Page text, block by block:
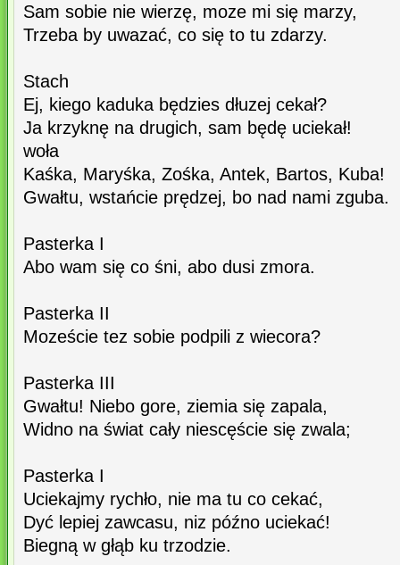
Sam sobie nie wierzę, moze mi się marzy,
Trzeba by uwazać, co się to tu zdarzy.
Stach
Ej, kiego kaduka będzies dłuzej cekał?
Ja krzyknę na drugich, sam będę uciekał!
woła
Kaśka, Maryśka, Zośka, Antek, Bartos, Kuba!
Gwałtu, wstańcie prędzej, bo nad nami zguba.
Pasterka I
Abo wam się co śni, abo dusi zmora.
Pasterka II
Mozeście tez sobie podpili z wiecora?
Pasterka III
Gwałtu! Niebo gore, ziemia się zapala,
Widno na świat cały niescęście się zwala;
Pasterka I
Uciekajmy rychło, nie ma tu co cekać,
Dyć lepiej zawcasu, niz późno uciekać!
Biegną w głąb ku trzodzie.